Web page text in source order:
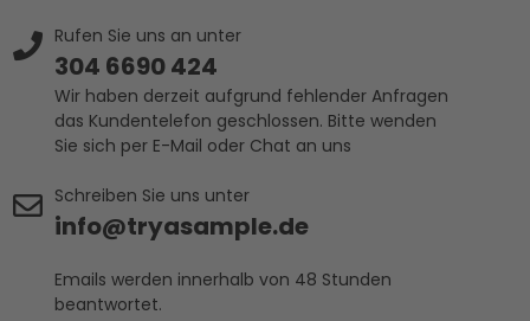
Rufen Sie uns an unter
304 6690 424
Wir haben derzeit aufgrund fehlender Anfragen
das Kundentelefon geschlossen. Bitte wenden
Sie sich per E-Mail oder Chat an uns
Schreiben Sie uns unter
info@tryasample.de
Emails werden innerhalb von 48 Stunden
beantwortet.